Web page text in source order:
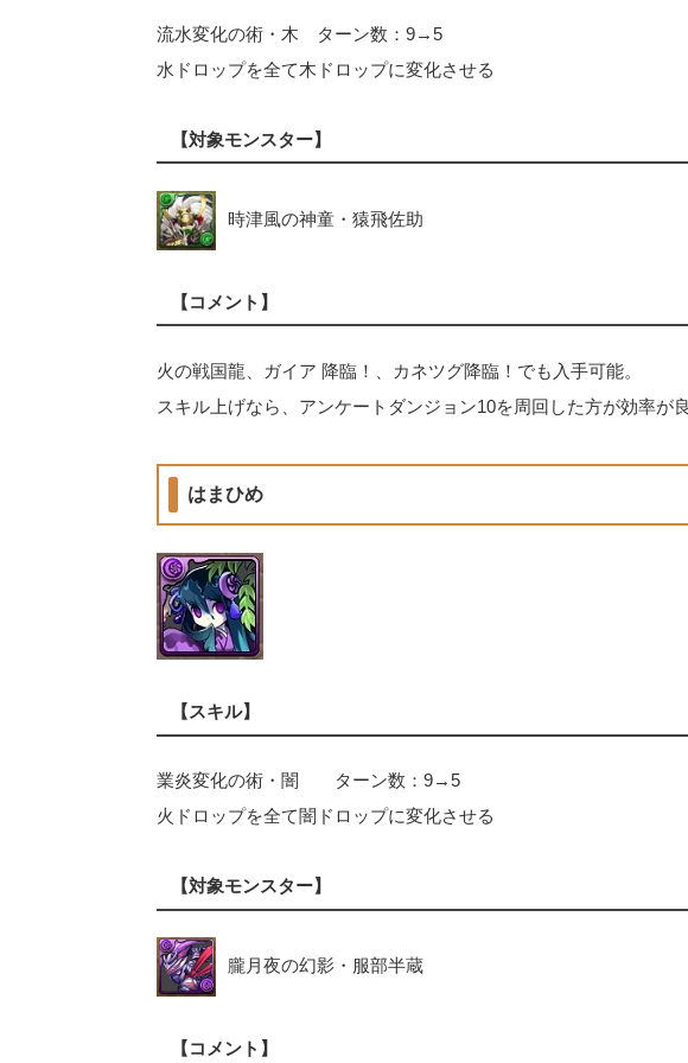
流水変化の術・木 ターン数：9→5
水ドロップを全て木ドロップに変化させる
【対象モンスター】
時津風の神童・猿飛佐助
【コメント】
火の戦国龍、ガイア 降臨！、カネツグ降臨！でも入手可能。
スキル上げなら、アンケートダンジョン10を周回した方が効率が良
はまひめ
【スキル】
業炎変化の術・闇 ターン数：9→5
火ドロップを全て闇ドロップに変化させる
【対象モンスター】
朧月夜の幻影・服部半蔵
【コメント】